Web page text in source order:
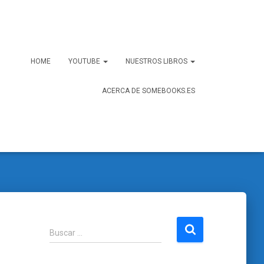
HOME YOUTUBE NUESTROS LIBROS
ACERCA DE SOMEBOOKS.ES
B
u
Buscar …